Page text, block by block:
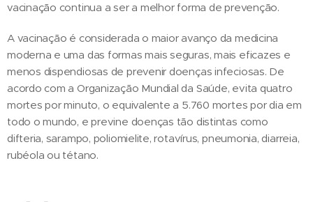
vacinação continua a ser a melhor forma de prevenção.
A vacinação é considerada o maior avanço da medicina
moderna e uma das formas mais seguras, mais eficazes e
menos dispendiosas de prevenir doenças infeciosas. De
acordo com a Organização Mundial da Saúde, evita quatro
mortes por minuto, o equivalente a 5.760 mortes por dia em
todo o mundo, e previne doenças tão distintas como
difteria, sarampo, poliomielite, rotavírus, pneumonia, diarreia,
rubéola ou tétano.